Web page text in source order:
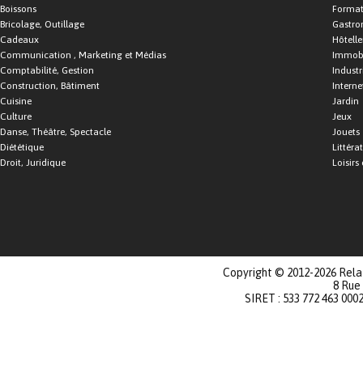
Boissons
Bricolage, Outillage
Cadeaux
Communication , Marketing et Médias
Comptabilité, Gestion
Construction, Bâtiment
Cuisine
Culture
Danse, Théâtre, Spectacle
Diététique
Droit, Juridique
Jardin
Jeux
Jouets
Loisirs
Copyright © 2012-2026
8
SIRET : 533 772 463